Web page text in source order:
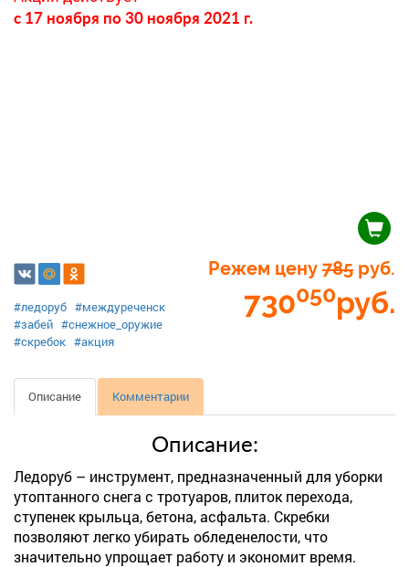
c 17 ноября по 30 ноября 2021 г.
Режем цену 785 руб.
730050руб.
#ледоруб #междуреченск
#забей #снежное_оружие
#скребок #акция
Описание Комментарии
Описание:
Ледоруб – инструмент, предназначенный для уборки
утоптанного снега с тротуаров, плиток перехода,
ступенек крыльца, бетона, асфальта. Скребки
позволяют легко убирать обледенелости, что
значительно упрощает работу и экономит время.